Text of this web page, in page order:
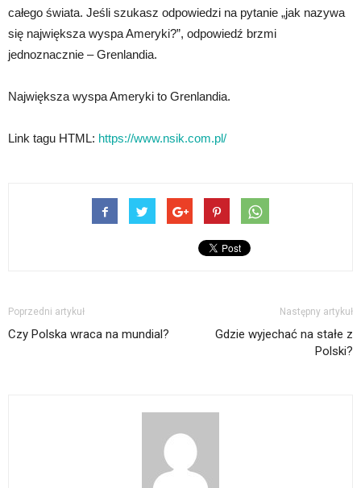
całego świata. Jeśli szukasz odpowiedzi na pytanie „jak nazywa
się największa wyspa Ameryki?”, odpowiedź brzmi
jednoznacznie – Grenlandia.
Największa wyspa Ameryki to Grenlandia.
Link tagu HTML: https://www.nsik.com.pl/
Poprzedni artykuł
Czy Polska wraca na mundial?
Następny artykuł
Gdzie wyjechać na stałe z
Polski?